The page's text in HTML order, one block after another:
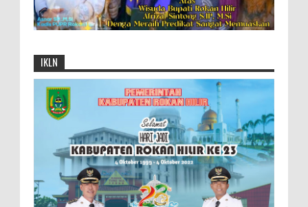
IKLN